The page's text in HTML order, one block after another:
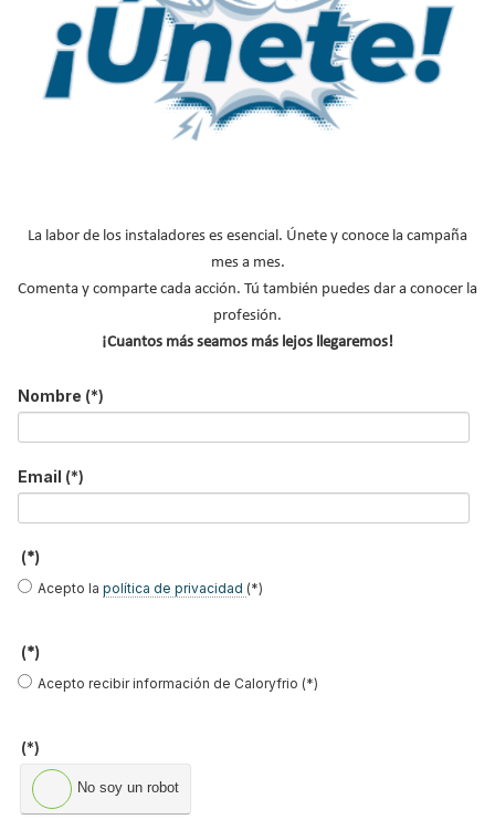
nuestros boletines
Y RECIBE EN TU EMAIL TODA LA
ACTUALIDAD DEL SECTOR
Email *
Ocupación *
*
LO MÁS VISTO
El precio del pellet vuelve a subir…
La labor de los instaladores es esencial. Únete y conoce la campaña
mes a mes.
Comenta y comparte cada acción. Tú también puedes dar a conocer la
profesión.
¡Cuantos más seamos más lejos llegaremos!
Nombre (*)
Email (*)
(*)
Acepto la política de privacidad (*)
(*)
Acepto recibir información de Caloryfrio (*)
(*)
No soy un robot